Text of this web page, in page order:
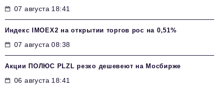
07 августа 18:41
Индекс IMOEX2 на открытии торгов рос на 0,51%
07 августа 08:38
Акции ПОЛЮС PLZL резко дешевеют на Мосбирже
06 августа 18:41